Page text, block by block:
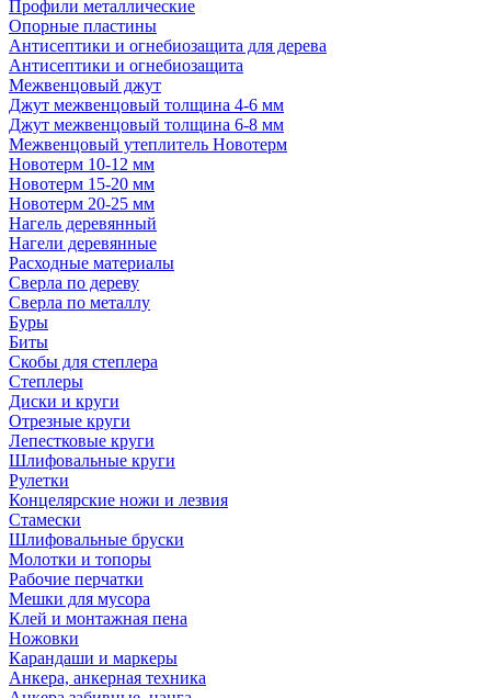
Профили металлические
Опорные пластины
Антисептики и огнебиозащита для дерева
Антисептики и огнебиозащита
Межвенцовый джут
Джут межвенцовый толщина 4-6 мм
Джут межвенцовый толщина 6-8 мм
Межвенцовый утеплитель Новотерм
Новотерм 10-12 мм
Новотерм 15-20 мм
Новотерм 20-25 мм
Нагель деревянный
Нагели деревянные
Расходные материалы
Сверла по дереву
Сверла по металлу
Буры
Биты
Скобы для степлера
Степлеры
Диски и круги
Отрезные круги
Лепестковые круги
Шлифовальные круги
Рулетки
Концелярские ножи и лезвия
Стамески
Шлифовальные бруски
Молотки и топоры
Рабочие перчатки
Мешки для мусора
Клей и монтажная пена
Ножовки
Карандаши и маркеры
Анкера, анкерная техника